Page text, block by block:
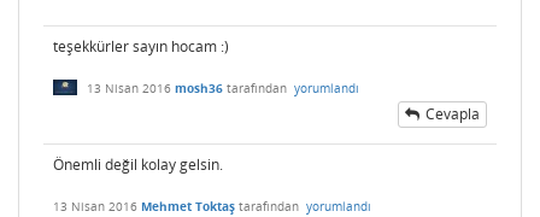
teşekkürler sayın hocam :)
13 Nisan 2016 mosh36 tarafından yorumlandı
Cevapla
Önemli değil kolay gelsin.
13 Nisan 2016 Mehmet Toktaş tarafından yorumlandı